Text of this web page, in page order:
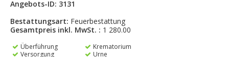
Angebots-ID: 3131
Bestattungsart: Feuerbestattung
Gesamtpreis inkl. MwSt. : 1 280.00
Überführung
Versorgung
Krematorium
Urne